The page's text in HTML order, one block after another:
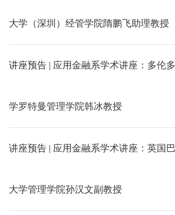
大学（深圳）经管学院隋鹏飞助理教授
讲座预告 | 应用金融系学术讲座：多伦
学罗特曼管理学院韩冰教授
讲座预告 | 应用金融系学术讲座：英国
大学管理学院孙汉文副教授